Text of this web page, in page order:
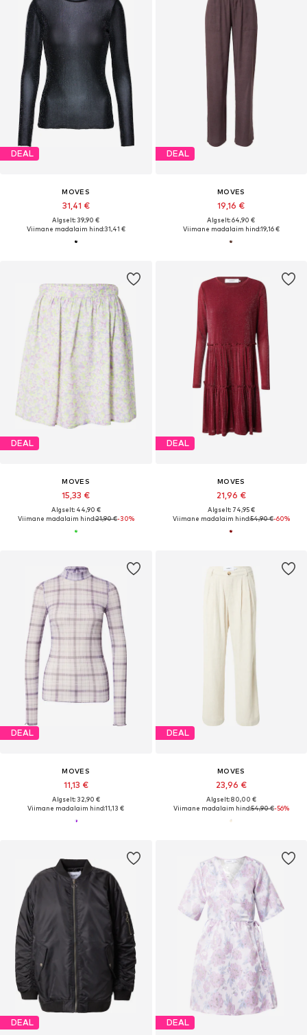
DEAL
MOVES
31,41 €
Algselt: 39,90 €
Viimane madalaim hind:31,41 €
DEAL
MOVES
19,16 €
Algselt: 64,90 €
Viimane madalaim hind:19,16 €
DEAL
MOVES
15,33 €
Algselt: 44,90 €
Viimane madalaim hind:21,90 €-30%
DEAL
MOVES
21,96 €
Algselt: 74,95 €
Viimane madalaim hind:54,90 €-60%
DEAL
MOVES
11,13 €
Algselt: 32,90 €
Viimane madalaim hind:11,13 €
DEAL
MOVES
23,96 €
Algselt: 80,00 €
Viimane madalaim hind:54,90 €-56%
DEAL DEAL